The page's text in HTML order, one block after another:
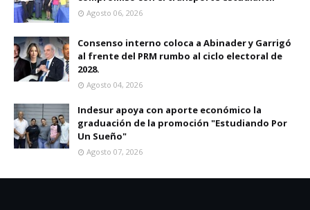
Agosto 06, 2026
Consenso interno coloca a Abinader y Garrigó
al frente del PRM rumbo al ciclo electoral de
2028.
Agosto 04, 2026
Indesur apoya con aporte económico la
graduación de la promoción "Estudiando Por
Un Sueño"
Agosto 07, 2026